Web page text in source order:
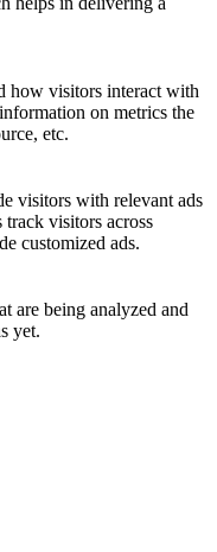
how visitors interact with
on metrics the
etc.
visitors with relevant ads
track visitors across
customized ads.
are being analyzed and
yet.